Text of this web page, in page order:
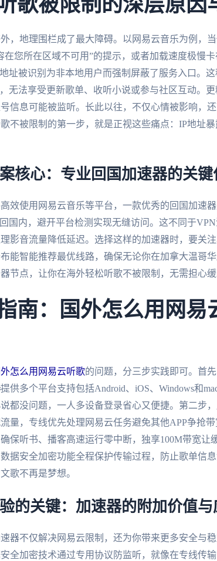
歌被限制的深层原因
，地理围栏成了最大障碍。以网易云音乐为例，
在您所在区域不可用”的提示，或者加载速度极慢
址被识别为非本地用户而强制屏蔽了服务入口。
无法享受更新歌单、收听小说或参与社区互动。
信息可能被监听。长此以往，不仅心情被影响，
不被限制的第一步，就是正视这些痛点：IP地址
核心：专业回国加速器的关键
效使用网易云音乐等平台，一款优秀的回国加速
国内，避开平台检测实现无缝访问。这不同于
影音流量降低延迟。选择这样的加速器时，要关
能智能推荐最优线路，确保无论你在加拿大温哥
节点，让你在海外轻松听歌不被限制，无需担心缓
南：国外怎么用网易
怎么用网易云听歌的问题，分三步实践即可。首
提供多个平台支持包括Android、iOS、Windows和
都没问题，一人多设备登录省心又便捷。第二步
量，专线优先处理网易云任务避免其他APP争抢
保听书、播客高速运行零中断，独享100M带宽
据安全加密功能全程保护传输过程，防止歌单信
歌不再是梦想。
的关键：加速器的附加价值与
器不仅解决网易云限制，还为你带来更多安全与
全加密技术通过专用协议防监听，就像在专线传